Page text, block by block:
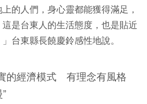
的人們，身心靈都能獲得滿足，
是台東人的生活態度，也是貼近
台東縣長饒慶鈴感性地說。
的經濟模式 有理念有風格